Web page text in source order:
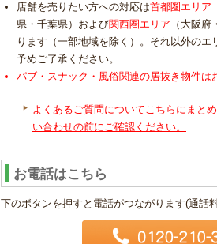
店舗を売りたい方への対応は首都圏エリア
県・千葉県）および関西圏エリア （大阪
ります（一部地域を除く）。それ以外の
予めご了承ください。
パブ・スナック・風俗関連の居抜き物件は
よくあるご質問についてこちらにまと
い合わせの前にご確認ください。
お電話はこちら
下のボタンを押すと電話がつながります(通話